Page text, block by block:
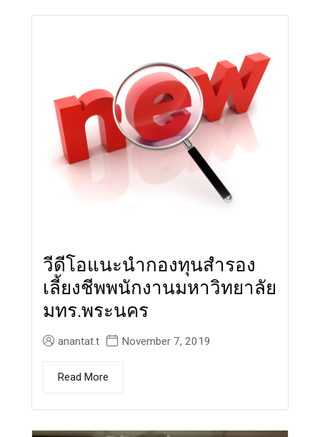
วีดีโอแนะนำกองทุนสำรอง
เลี้ยงชีพพนักงานมหาวิทยาลัย
มทร.พระนคร
anantat.t November 7, 2019
Read More